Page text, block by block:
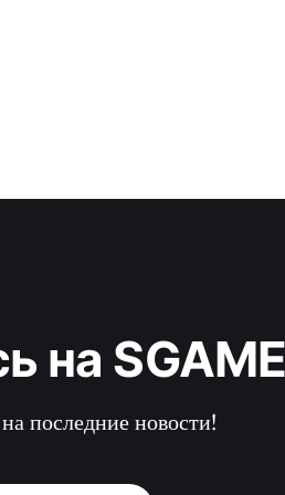
на
последние новости!